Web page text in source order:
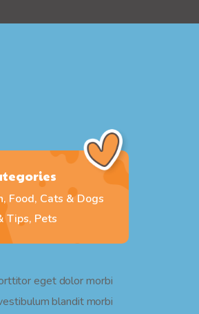
Food, Cats & Dogs
Tips, Pets
eget dolor morbi
blandit morbi